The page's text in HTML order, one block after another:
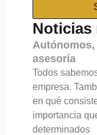
Noticias
asesoría
Todos
empresa.
en qué
importancia
determinados